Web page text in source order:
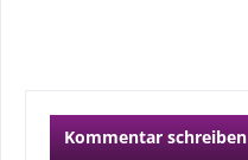
Kommentar schreiben